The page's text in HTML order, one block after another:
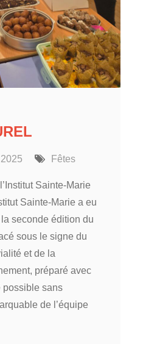
Fêtes
Sainte-Marie
Sainte-Marie a eu
seconde édition du
sous le signe du
et de la
préparé avec
possible sans
de l’équipe